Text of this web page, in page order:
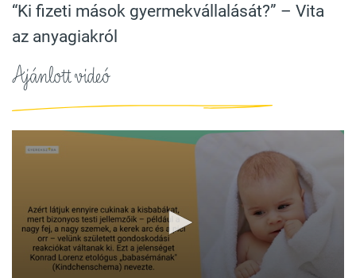
“Ki fizeti mások gyermekvállalását?” – Vita
az anyagiakról
Ajánlott videó